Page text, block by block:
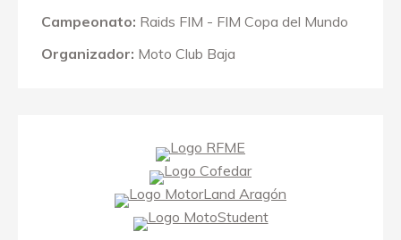
Campeonato: Raids FIM - FIM Copa del Mundo
Organizador: Moto Club Baja